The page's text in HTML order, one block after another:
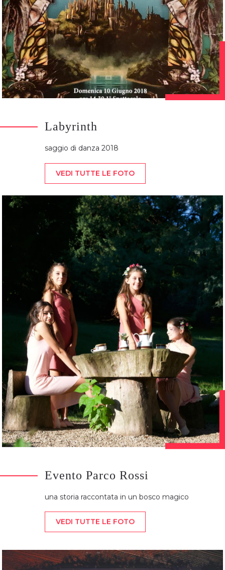
Labyrinth
saggio di danza 2018
VEDI TUTTE LE FOTO
Evento Parco Rossi
una storia raccontata in un bosco magico
VEDI TUTTE LE FOTO